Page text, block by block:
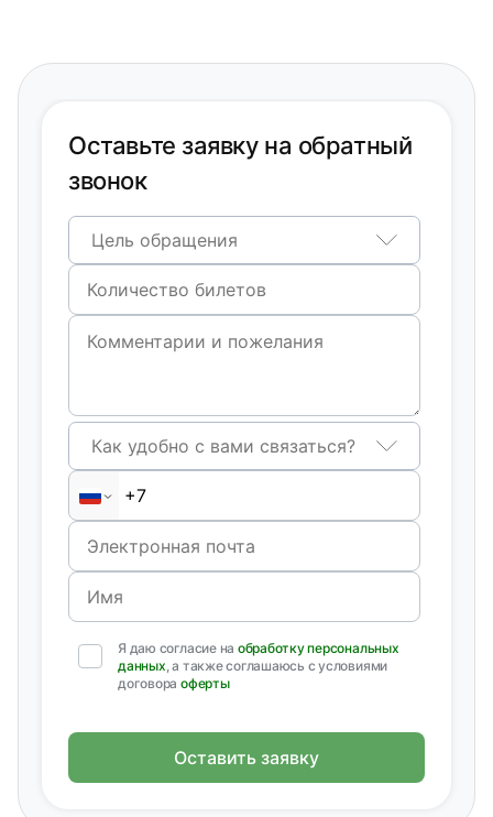
Оставьте заявку на обратный
звонок
Цель обращения
Как удобно с вами связаться?
Я даю согласие на обработку персональных
данных, а также соглашаюсь с условиями
договора оферты
Оставить заявку